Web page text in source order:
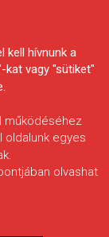
kell hívnunk a
kat vagy "sütiket"
működéséhez
oldalunk egyes
olvashat